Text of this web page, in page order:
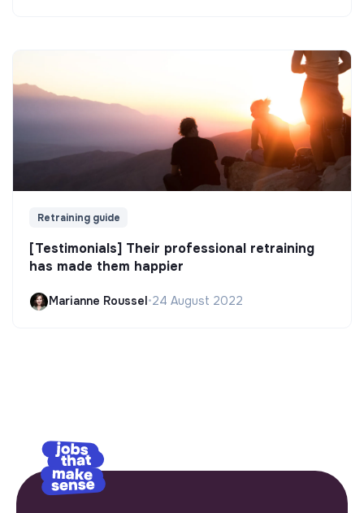
Retraining guide
[Testimonials] Their professional retraining
has made them happier
Marianne Roussel•24 August 2022